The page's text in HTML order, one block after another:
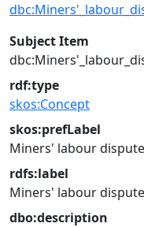
Subject Item
rdf:type
skos:Concept
skos:prefLabel
Miners' labour
rdfs:label
Miners' labour
dbo:description